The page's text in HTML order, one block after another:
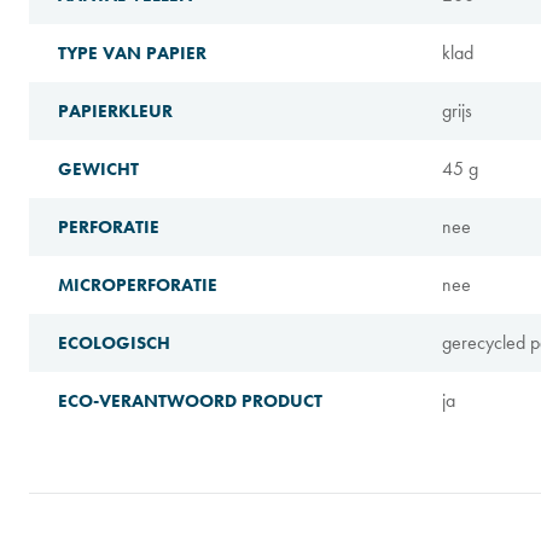
TYPE VAN PAPIER klad
PAPIERKLEUR grijs
GEWICHT 45 g
PERFORATIE nee
MICROPERFORATIE nee
ECOLOGISCH gerecycled
ECO-VERANTWOORD PRODUCT ja